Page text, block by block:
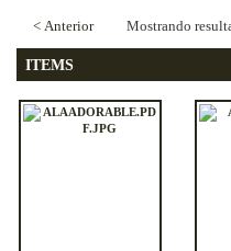
Mostrando
< Anterior
ITEMS